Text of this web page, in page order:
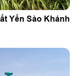
Yến Sào Khánh